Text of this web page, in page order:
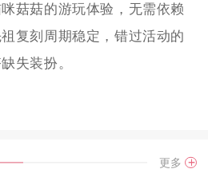
菇菇的游玩体验，无需依赖
复刻周期稳定，错过活动的
失装扮。
更多